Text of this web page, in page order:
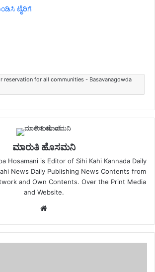
ಟೈರಿಗೆ
reservation for all communities - Basavanagowda
ಮಾರುತಿ ಹೊಸಮನಿ
Hosamani is Editor of Sihi Kahi Kannada Daily
News Daily Publishing News Contents from
and Own Contents. Over the Print Media
and Website.
Website